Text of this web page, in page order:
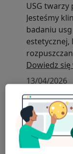
USG twarzy
Jesteśmy kliniką medyczną specjalizującą się w
badaniu
estetycznej,
pod
liczne grono
pacjentów.
najbardziej
aparatami
badań
Dowiedz się
13/04/2026